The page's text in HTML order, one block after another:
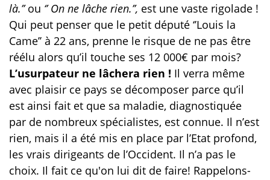
là.’’ou ‘’ On ne lâche rien.’’, est une vaste rigolade !
Qui peut penser que le petit député ‘’Louis la
Came’’ à 22 ans, prenne le risque de ne pas être
réélu alors qu’il touche ses 12 000€ par mois?
L’usurpateur ne lâchera rien ! Il verra même
avec plaisir ce pays se décomposer parce qu’il
est ainsi fait et que sa maladie, diagnostiquée
par de nombreux spécialistes, est connue. Il n’est
rien, mais il a été mis en place par l’Etat profond,
les vrais dirigeants de l’Occident. Il n’a pas le
choix. Il fait ce qu'on lui dit de faire! Rappelons-